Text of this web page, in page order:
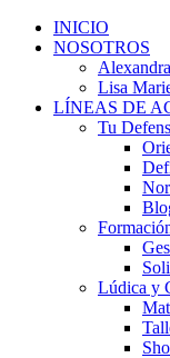
INICIO
NOSOTROS
Lisa
LÍNEAS DE
Tu
Lúdica y